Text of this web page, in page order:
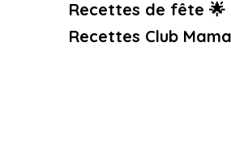
Recettes de fête 🌟
Recettes Club